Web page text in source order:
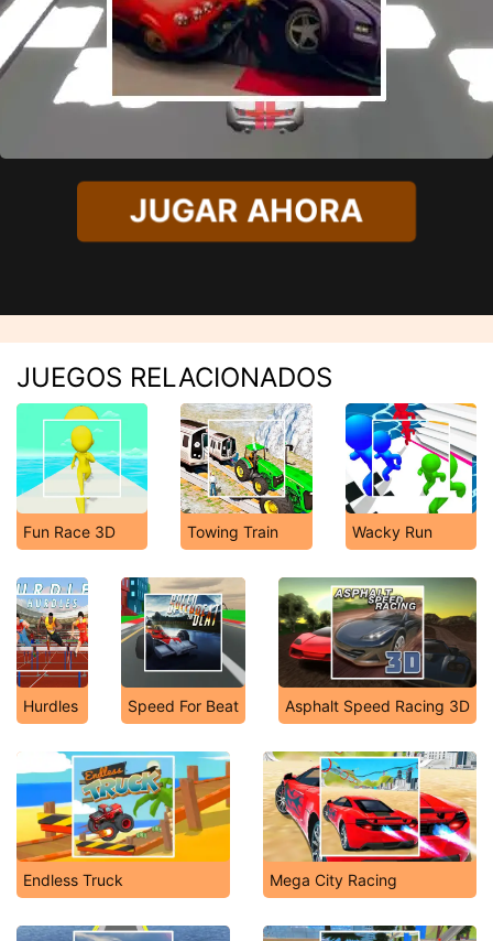
JUGAR AHORA
JUEGOS RELACIONADOS
Fun Race 3D Towing Train Wacky Run
Hurdles Speed For Beat Asphalt Speed Racing 3D
Endless Truck Mega City Racing